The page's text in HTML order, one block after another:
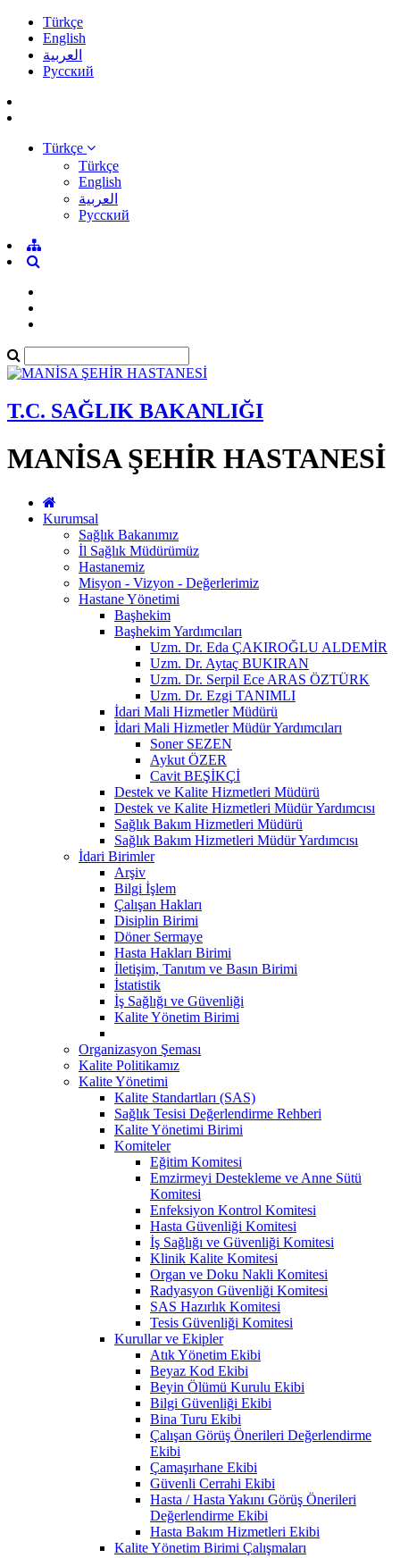
Türkçe
English
العربية
Pусский
Türkçe
Türkçe
English
العربية
Pусский
T.C. SAĞLIK BAKANLIĞI
MANİSA ŞEHİR HASTANESİ
Kurumsal
Sağlık Bakanımız
İl Sağlık Müdürümüz
Hastanemiz
Misyon - Vizyon - Değerlerimiz
Hastane Yönetimi
Başhekim
Başhekim Yardımcıları
Uzm. Dr. Eda ÇAKIROĞLU ALDEMİR
Uzm. Dr. Aytaç BUKIRAN
Uzm. Dr. Serpil Ece ARAS ÖZTÜRK
Uzm. Dr. Ezgi TANIMLI
İdari Mali Hizmetler Müdürü
İdari Mali Hizmetler Müdür Yardımcıları
Soner SEZEN
Aykut ÖZER
Cavit BEŞİKÇİ
Destek ve Kalite Hizmetleri Müdürü
Destek ve Kalite Hizmetleri Müdür Yardımcısı
Sağlık Bakım Hizmetleri Müdürü
Sağlık Bakım Hizmetleri Müdür Yardımcısı
İdari Birimler
Arşiv
Bilgi İşlem
Çalışan Hakları
Disiplin Birimi
Döner Sermaye
Hasta Hakları Birimi
İletişim, Tanıtım ve Basın Birimi
İstatistik
İş Sağlığı ve Güvenliği
Kalite Yönetim Birimi
Organizasyon Şeması
Kalite Politikamız
Kalite Yönetimi
Kalite Standartları (SAS)
Sağlık Tesisi Değerlendirme Rehberi
Kalite Yönetimi Birimi
Komiteler
Eğitim Komitesi
Emzirmeyi Destekleme ve Anne Sütü
Komitesi
Enfeksiyon Kontrol Komitesi
Hasta Güvenliği Komitesi
İş Sağlığı ve Güvenliği Komitesi
Klinik Kalite Komitesi
Organ ve Doku Nakli Komitesi
Radyasyon Güvenliği Komitesi
SAS Hazırlık Komitesi
Tesis Güvenliği Komitesi
Kurullar ve Ekipler
Atık Yönetim Ekibi
Beyaz Kod Ekibi
Beyin Ölümü Kurulu Ekibi
Bilgi Güvenliği Ekibi
Bina Turu Ekibi
Çalışan Görüş Önerileri Değerlendirme
Ekibi
Çamaşırhane Ekibi
Güvenli Cerrahi Ekibi
Hasta / Hasta Yakını Görüş Önerileri
Değerlendirme Ekibi
Hasta Bakım Hizmetleri Ekibi
Kalite Yönetim Birimi Çalışmaları